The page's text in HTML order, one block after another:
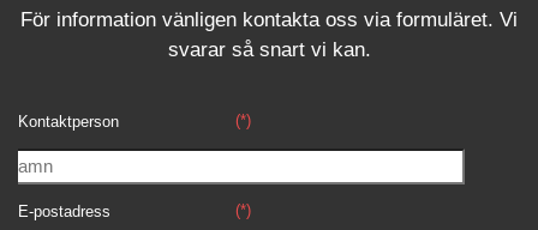
För information vänligen kontakta oss via formuläret. Vi
svararså snart vi kan.
Kontaktperson (*)
E-postadress (*)